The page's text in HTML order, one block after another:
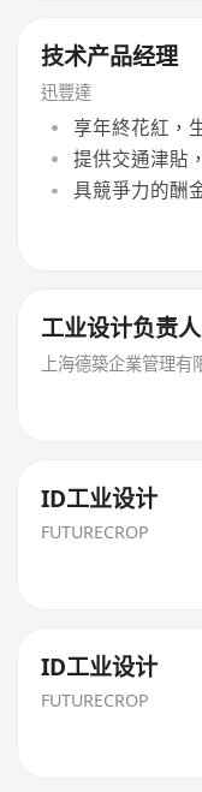
技术产品经理
迅豐達
享年終花紅，
提供交通津貼
具競爭力的酬
工业设计负责人
上海德築企業管理有
ID工业设计
FUTURECROP
ID工业设计
FUTURECROP